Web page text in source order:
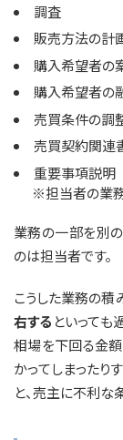
調査
販売方法の計
購入希望者の
購入希望者の
売買条件の調
売買契約関連
重要事項説
※担当者の業
業務の一部を別
のは担当者です。
こうした業務の積
右する といっても
相場を下回る金
かってしまったり
と、売主に不利な